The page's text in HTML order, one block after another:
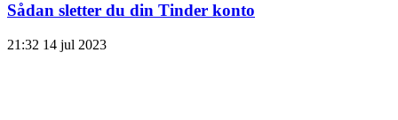
Sådan sletter du din Tinder konto
21:32 14 jul 2023